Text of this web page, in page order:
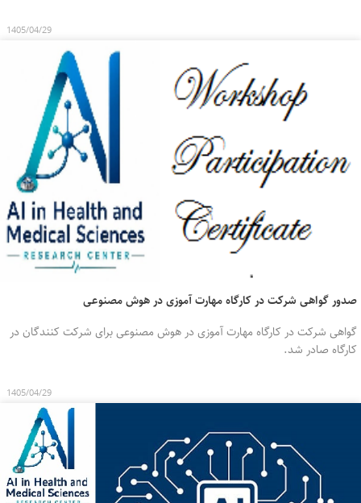
1405/04/29
صدور گواهی شرکت در کارگاه مهارت آموزی در هوش مصنوعی
گواهی شرکت در کارگاه مهارت آموزی در هوش مصنوعی برای شرکت کنندگان در
کارگاه صادر شد.
1405/04/29